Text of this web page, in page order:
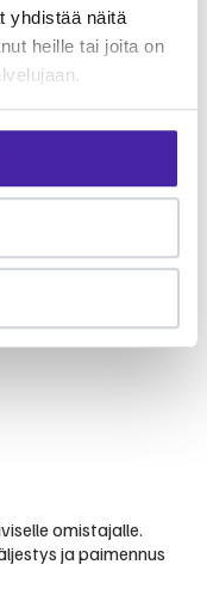
yhdistää näitä
heille tai joita on
omistajalle.
ja paimennus